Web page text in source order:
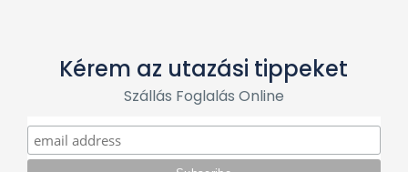
Kérem az utazási tippeket
Szállás Foglalás Online